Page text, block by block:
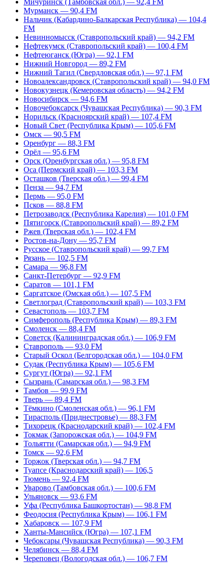
Мичуринск (Тамбовская обл.) — 92,4 FM
Мурманск — 90,4 FM
Нальчик (Кабардино-Балкарская Республика) — 104,4
FM
Невинномысск (Ставропольский край) — 94,2 FM
Нефтекумск (Ставропольский край) — 100,4 FM
Нефтеюганск (Югра) — 92,1 FM
Нижний Новгород — 89,2 FM
Нижний Тагил (Свердловская обл.) — 97,1 FM
Новоалександровск (Ставропольский край) — 94,0 FM
Новокузнецк (Кемеровская область) — 94,2 FM
Новосибирск — 94,6 FM
Новочебоксарск (Чувашская Республика) — 90,3 FM
Норильск (Красноярский край) — 107,4 FM
Новый Свет (Республика Крым) — 105,6 FM
Омск — 90,5 FM
Оренбург — 88,3 FM
Орёл — 95,6 FM
Орск (Оренбургская обл.) — 95,8 FM
Оса (Пермский край) — 103,3 FM
Осташков (Тверская обл.) — 99,4 FM
Пенза — 94,7 FM
Пермь — 95,0 FM
Псков — 88,8 FM
Петрозаводск (Республика Карелия) — 101,0 FM
Пятигорск (Ставропольский край) — 89,2 FM
Ржев (Тверская обл.) — 102,4 FM
Ростов-на-Дону — 95,7 FM
Русское (Ставропольский край) — 99,7 FM
Рязань — 102,5 FM
Самара — 96,8 FM
Санкт-Петербург — 92,9 FM
Саратов — 101,1 FM
Саргатское (Омская обл.) — 107,5 FM
Светлоград (Ставропольский край) — 103,3 FM
Севастополь — 103,7 FM
Симферополь (Республика Крым) — 89,3 FM
Смоленск — 88,4 FM
Советск (Калининградская обл.) — 106,9 FM
Ставрополь — 93,0 FM
Старый Оскол (Белгородская обл.) — 104,0 FM
Судак (Республика Крым) — 105,6 FM
Сургут (Югра) — 92,1 FM
Сызрань (Самарская обл.) — 98,3 FM
Тамбов — 99,9 FM
Тверь — 89,4 FM
Тёмкино (Смоленская обл.) — 96,1 FM
Тирасполь (Приднестровье) — 88,3 FM
Тихорецк (Краснодарский край) — 102,4 FM
Токмак (Запорожская обл.) — 104,9 FM
Тольятти (Самарская обл.) — 94,9 FM
Томск — 92,6 FM
Торжок (Тверская обл.) — 94,7 FM
Туапсе (Краснодарский край) — 106,5
Тюмень — 92,4 FM
Уварово (Тамбовская обл.) — 100,6 FM
Ульяновск — 93,6 FM
Уфа (Республика Башкортостан) — 98,8 FM
Феодосия (Республика Крым) — 106,1 FM
Хабаровск — 107,9 FM
Ханты-Мансийск (Югра) — 107,1 FM
Чебоксары (Чувашская Республика) — 90,3 FM
Челябинск — 88,4 FM
Череповец (Вологодская обл.) — 106,7 FM